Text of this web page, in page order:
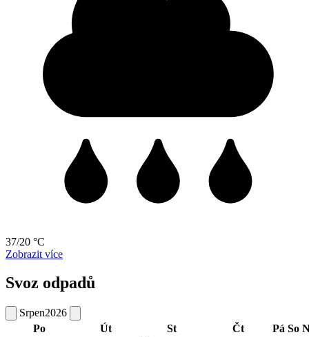
37/20 °C
Zobrazit více
Svoz odpadů
Srpen2026
Po
Út St Čt Pá So